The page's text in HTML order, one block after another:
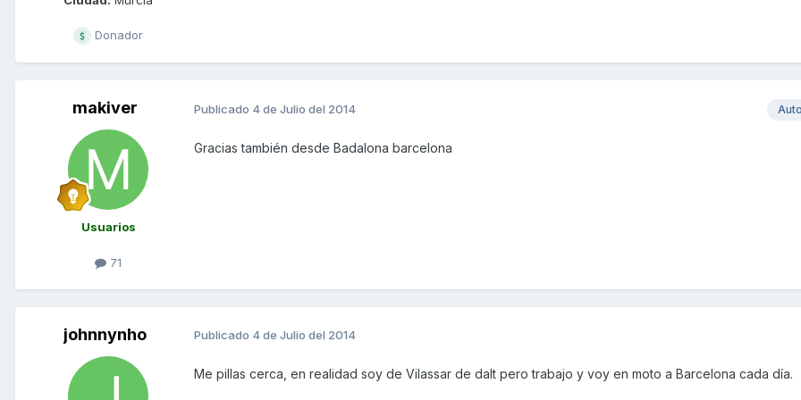
Donador
makiver
Usuarios
71
Publicado 4 de Julio del 2014
Gracias también desde Badalona barcelona
johnnynho Publicado 4 de Julio del 2014
Me pillas cerca, en realidad soy de Vilassar de dalt pero trabajo y voy en moto a Barcelona cada día.